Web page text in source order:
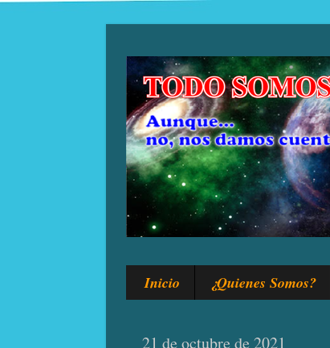
Inicio ¿Quienes Somos?
21 de octubre de 2021